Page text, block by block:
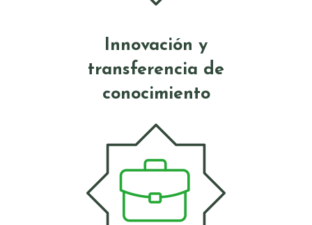
Innovación y
transferencia de
conocimiento